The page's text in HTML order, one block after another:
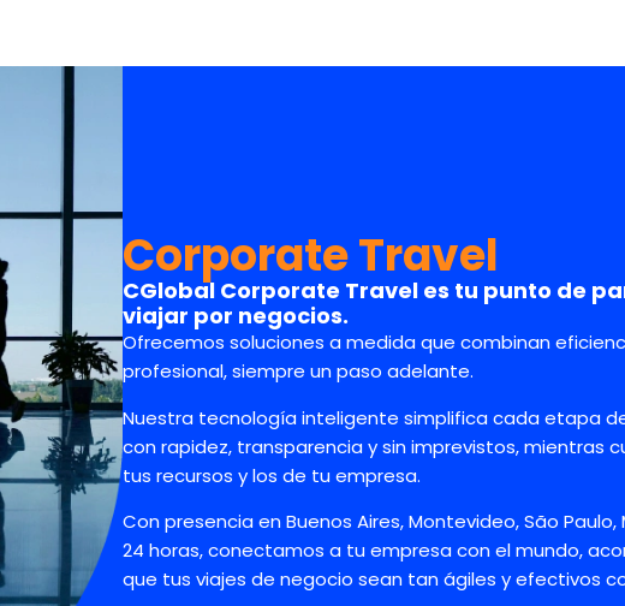
Corporate Travel
CGlobal Corporate Travel es tu punto de
viajar por negocios.
Ofrecemos soluciones a medida que combinan
profesional, siempre un paso adelante.
Nuestra tecnología inteligente simplifica cada etapa
con rapidez, transparencia y sin imprevistos, mientras
tus recursos y los de tu empresa.
Con presencia en Buenos Aires, Montevideo, São
24 horas, conectamos a tu empresa con el mundo,
que tus viajes de negocio sean tan ágiles y efectivos